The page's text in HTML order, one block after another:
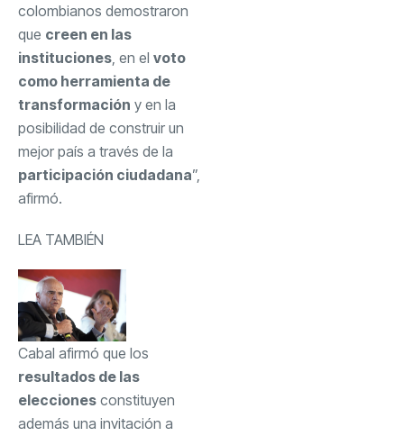
colombianos demostraron
que creen en las
instituciones , en el voto
como herramienta de
transformación y en la
posibilidad de construir un
mejor país a través de la
participación ciudadana”,
afirmó.
LEA TAMBIÉN
Cabal afirmó que los
resultados de las
elecciones constituyen
además una invitación a